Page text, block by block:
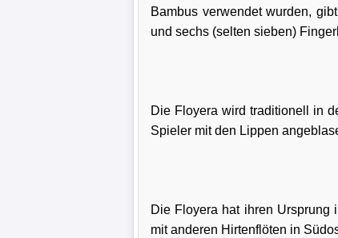
Bambus verwendet wurden,
und sechs (selten sieben)
Die Floyera wird traditionell in
Spieler mit den Lippen
Die Floyera hat ihren Ursprung
mit anderen Hirtenflöten in